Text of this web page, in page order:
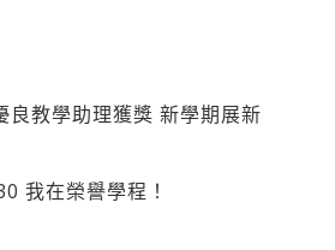
良教學助理獲獎 新學期展新
我在榮譽學程！